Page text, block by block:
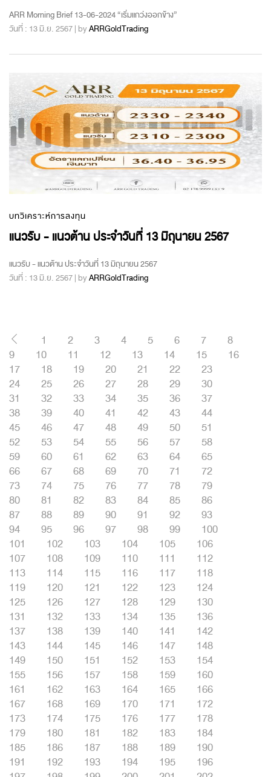
ARR Morning Brief 13-06-2024 “เริ่มแกว่งออกข้าง”
วันที่ : 13 มิ.ย. 2567 | byARRGoldTrading
บทวิเคราะห์การลงทุน
แนวรับ - แนวต้าน ประจำวันที่ 13 มิถุนายน 2567
แนวรับ - แนวต้าน ประจำวันที่ 13 มิถุนายน 2567
วันที่ : 13 มิ.ย. 2567 | byARRGoldTrading
1 2 3 4 5 6 7
8
9
10 11 12 13 14 15
16
17
18 19 20 21 22
23
24
25 26 27 28 29
30
31
32 33 34 35 36
37
38
39 40 41 42 43
44
45
46 47 48 49 50
51
52
53 54 55 56 57
58
59
60 61 62 63 64
65
66
67 68 69 70 71
72
73
74 75 76 77 78
79
80
81 82 83 84 85
86
87
88 89 90 91 92
93
94
95 96 97 98 99
100
101
102 103 104 105
106
107
108 109 110 111
112
113
114 115 116 117
118
119
120 121 122 123
124
125
126 127 128 129
130
131
132 133 134 135
136
137
138 139 140 141
142
143
144 145 146 147
148
149
150 151 152 153
154
155
156 157 158 159
160
161
162 163 164 165
166
167
168 169 170 171
172
173
174 175 176 177
178
179
180 181 182 183
184
185
186 187 188 189
190
191
192 193 194 195
196